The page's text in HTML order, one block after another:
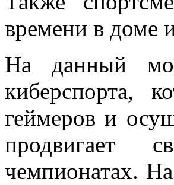
времени в доме
На данный
киберспорта,
геймеров и
продвигает
чемпионатах.